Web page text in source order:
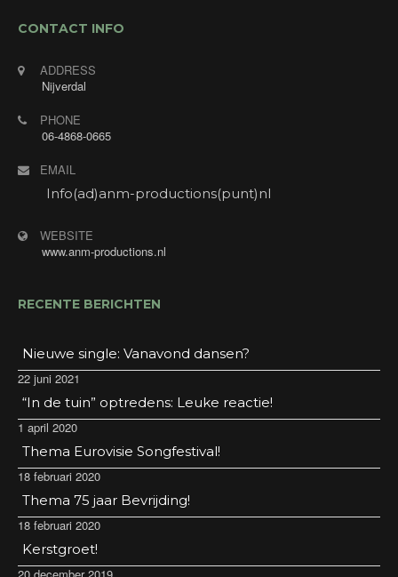
CONTACT INFO
ADDRESS
Nijverdal
PHONE
06-4868-0665
EMAIL
Info(ad)anm-productions(punt)nl
WEBSITE
www.anm-productions.nl
RECENTE BERICHTEN
Nieuwe single: Vanavond dansen?
22 juni 2021
“In de tuin” optredens: Leuke reactie!
1 april 2020
Thema Eurovisie Songfestival!
18 februari 2020
Thema 75 jaar Bevrijding!
18 februari 2020
Kerstgroet!